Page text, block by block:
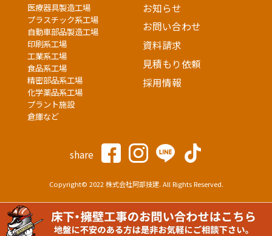
医療器具製造工場
プラスチック系工場
自動車部品製造工場
印刷系工場
工業系工場
食品系工場
精密部品系工場
化学薬品系工場
プラント施設
倉庫など
お知らせ
お問い合わせ
資料請求
見積もり依頼
採用情報
share
Copyright© 2022 株式会社阿部技建. All Rights Reserved.